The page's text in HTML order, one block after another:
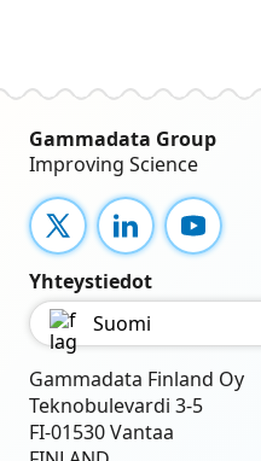
Gammadata Group
Improving Science
X LinkedInYouTube
Yhteystiedot
Suomi
Gammadata Finland Oy
Teknobulevardi 3-5
FI-01530 Vantaa